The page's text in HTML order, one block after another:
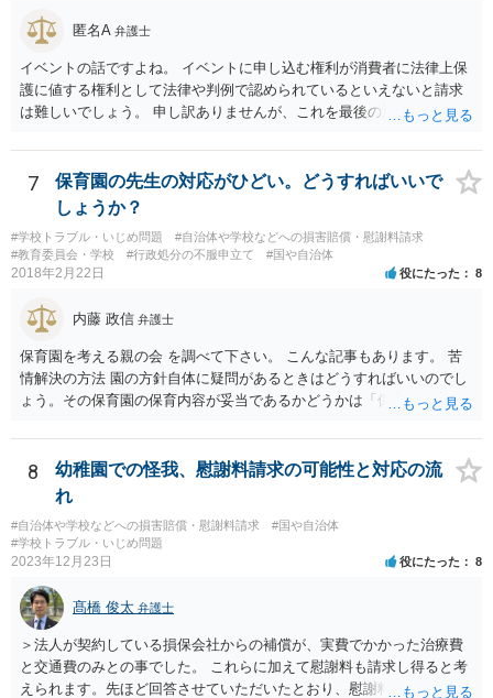
自然でしょう。 ただし、卒業証書自体は、通常記載されている内容
点では、そのこと自体は過去の事実として間違いないので、卒業証書
自体の無効かどうかという法的な効力を議論するものではないでしょ
う。 問題は、証書そのものではなく、在学中に何らかの問題を起こし
匿名A 弁護士
イベントの話ですよね。 イベントに申し込む権利が消費者に法律上保
護に値する権利として法律や判例で認められているといえないと請求
は難しいでしょう。 申し訳ありませんが、これを最後の返信としま
7
保育園の先生の対応がひどい。どうすればいいで
しょうか？
#学校トラブル・いじめ問題
#自治体や学校などへの損害賠償・慰謝料請求
#教育委員会・学校
#行政処分の不服申立て #国や自治体
2018年2月22日 役にたった 8
内藤 政信 弁護士
保育園を考える親の会 を調べて下さい。 こんな記事もあります。 苦
情解決の方法 園の方針自体に疑問があるときはどうすればいいのでし
ょう。その保育園の保育内容が妥当であるかどうかは「保育所保育指
だけで問題が解決できずにこじれた時には、苦情を文書にして保育園
に提出しましょう。園は保護者の苦情に耳を傾けなくてはならないと
法律で義務付けられています（児童福祉施設最低基準第十四条の
三）。さらに苦情解決のための第三者委員を施設ごとにおくことも指
導されています。 保育園との相談や交渉で解決できない時には、区市
町村の担当課に苦情を上げることになります。また、都道府県には
はもちろんのこと、認可外の保育施設でも補助金を受けている施設
は、市や区、都道府県などの責任の範囲内にありますから、役所も相
談に応じなくてはなりません。
8
幼稚園での怪我、慰謝料請求の可能性と対応の流
れ
#自治体や学校などへの損害賠償・慰謝料請求
#国や自治体
#学校トラブル・いじめ問題
2023年12月23日 役にたった 8
髙橋 俊太 弁護士
＞法人が契約している損保会社からの補償が、実費でかかった治療費
と交通費のみとの事でした。 これらに加えて慰謝料も請求し得ると考
えられます。先ほど回答させていただいたとおり、慰謝料の額につい